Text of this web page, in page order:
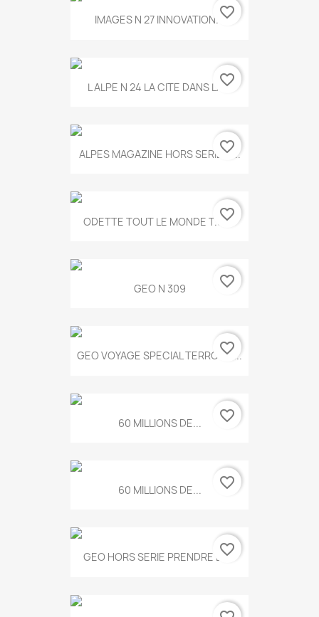
IMAGES N 27 INNOVATION...favorite_border
L ALPE N 24 LA CITE DANS LA...
favorite_border
ALPES MAGAZINE HORS SERIE N...
favorite_border
ODETTE TOUT LE MONDE T.546
favorite_border
GEO N 309 favorite_border
GEO VOYAGE SPECIAL TERROIRS...
favorite_border
60 MILLIONS DE... favorite_border
60 MILLIONS DE... favorite_border
GEO HORS SERIE PRENDRE LE...
favorite_border